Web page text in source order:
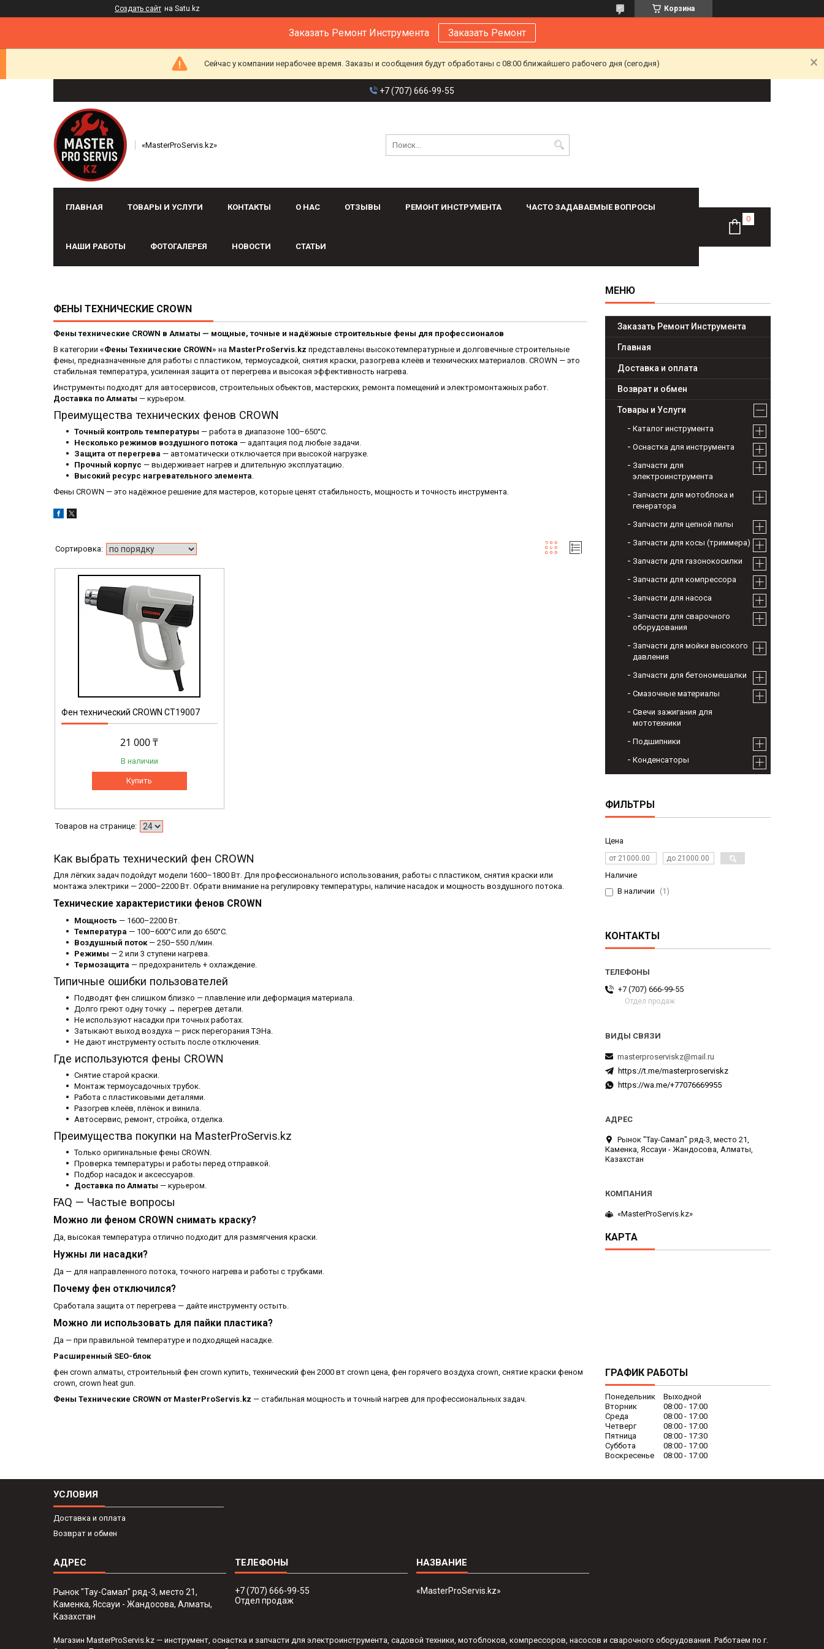
Создать сайт на Satu.kz Корзина
Заказать Ремонт Инструмента Заказать Ремонт
Сейчас у компании нерабочее время. Заказы и сообщения будут обработаны с 08:00 ближайшего рабочего дня (сегодня)
+7 (707) 666-99-55
«MasterProServis.kz»
ГЛАВНАЯ ТОВАРЫ И УСЛУГИ КОНТАКТЫ О НАС ОТЗЫВЫ РЕМОНТ ИНСТРУМЕНТА ЧАСТО ЗАДАВАЕМЫЕ ВОПРОСЫ
НАШИ РАБОТЫ ФОТОГАЛЕРЕЯ НОВОСТИ СТАТЬИ
ФЕНЫ ТЕХНИЧЕСКИЕ CROWN
Фены технические CROWN в Алматы — мощные, точные и надёжные строительные фены для профессионалов
В категории «Фены Технические CROWN» на MasterProServis.kz представлены высокотемпературные и долговечные строительные
фены, предназначенные для работы с пластиком, термоусадкой, снятия краски, разогрева клеёв и технических материалов. CROWN — это
стабильная температура, усиленная защита от перегрева и высокая эффективность нагрева.
Инструменты подходят для автосервисов, строительных объектов, мастерских, ремонта помещений и электромонтажных работ.
Доставка по Алматы — курьером.
Преимущества технических фенов CROWN
Точный контроль температуры — работа в диапазоне 100–650°C.
Несколько режимов воздушного потока — адаптация под любые задачи.
Защита от перегрева — автоматически отключается при высокой нагрузке.
Прочный корпус — выдерживает нагрев и длительную эксплуатацию.
Высокий ресурс нагревательного элемента.
Фены CROWN — это надёжное решение для мастеров, которые ценят стабильность, мощность и точность инструмента.
Фен технический CROWN CT19007
21 000 ₸
В наличии
Купить
Как выбрать технический фен CROWN
Для лёгких задач подойдут модели 1600–1800 Вт. Для профессионального использования, работы с пластиком, снятия краски или
монтажа электрики — 2000–2200 Вт. Обрати внимание на регулировку температуры, наличие насадок и мощность воздушного потока.
Технические характеристики фенов CROWN
Мощность — 1600–2200 Вт.
Температура — 100–600°C или до 650°C.
Воздушный поток— 250–550 л/мин.
Режимы — 2 или 3 ступени нагрева.
Термозащита — предохранитель + охлаждение.
Типичные ошибки пользователей
Подводят фен слишком близко — плавление или деформация материала.
Долго греют одну точку → перегрев детали.
Не используют насадки при точных работах.
Затыкают выход воздуха — риск перегорания ТЭНа.
Не дают инструменту остыть после отключения.
Где используются фены CROWN
Снятие старой краски.
Монтаж термоусадочных трубок.
Работа с пластиковыми деталями.
Разогрев клеёв, плёнок и винила.
Автосервис, ремонт, стройка, отделка.
Преимущества покупки на MasterProServis.kz
Только оригинальные фены CROWN.
Проверка температуры и работы перед отправкой.
Подбор насадок и аксессуаров.
Доставка по Алматы — курьером.
FAQ — Частые вопросы
Можно ли феном CROWN снимать краску?
Да, высокая температура отлично подходит для размягчения краски.
Нужны ли насадки?
Да — для направленного потока, точного нагрева и работы с трубками.
Почему фен отключился?
Сработала защита от перегрева — дайте инструменту остыть.
Можно ли использовать для пайки пластика?
Да — при правильной температуре и подходящей насадке.
Расширенный SEO-блок
фен crown алматы, строительный фен crown купить, технический фен 2000 вт crown цена, фен горячего воздуха crown, снятие краски феном
crown, crown heat gun.
Фены Технические CROWN от MasterProServis.kz — стабильная мощность и точный нагрев для профессиональных задач.
Заказать Ремонт Инструмента
Главная
Доставка и оплата
Возврат и обмен
Товары и Услуги
Каталог инструмента
Оснастка для инструмента
Запчасти для
электроинструмента
Запчасти для мотоблока и
генератора
Запчасти для цепной пилы
Запчасти для косы (триммера)
Запчасти для газонокосилки
Запчасти для компрессора
Запчасти для насоса
Запчасти для сварочного
оборудования
Запчасти для мойки высокого
давления
Запчасти для бетономешалки
Смазочные материалы
Свечи зажигания для
мототехники
Подшипники
Конденсаторы
ФИЛЬТРЫ
Цена
Наличие
В наличии
1
КОНТАКТЫ
+7 (707) 666-99-55
Отдел продаж
masterproserviskz@mail.ru
https://t.me/masterproserviskz
https://wa.me/+77076669955
Рынок "Тау-Самал" ряд-3, место 21,
Каменка, Яссауи - Жандосова, Алматы,
Казахстан
«MasterProServis.kz»
КАРТА
ГРАФИК РАБОТЫ
Понедельник
Выходной
Вторник
08:00
17:00
Среда
08:00
17:00
Четверг
08:00
17:00
Пятница
08:00
17:30
Суббота
08:00
17:00
Воскресенье
08:00 17:00
УСЛОВИЯ
Доставка и оплата
Возврат и обмен
Рынок "Тау-Самал" ряд-3, место 21,
Каменка, Яссауи - Жандосова, Алматы,
Казахстан
+7 (707) 666-99-55
Отдел продаж
«MasterProServis.kz»
Магазин MasterProServis.kz — инструмент, оснастка и запчасти для электроинструмента, садовой техники, мотоблоков, компрессоров, насосов и сварочного оборудования. Работаем по г.